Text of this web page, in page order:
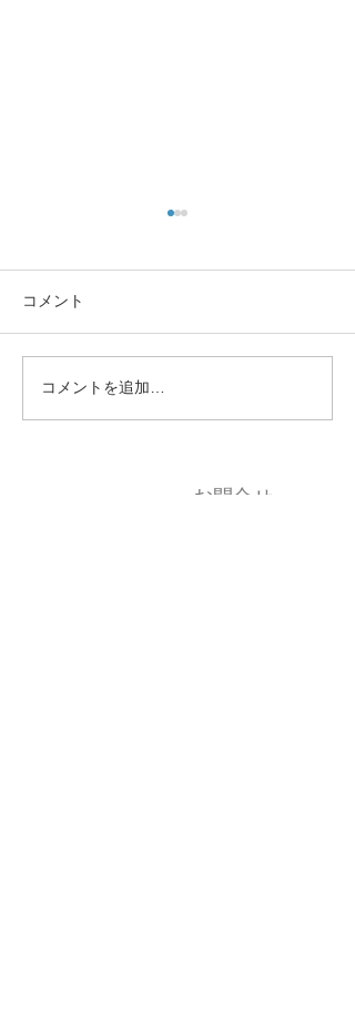
新年度、お口のケアはお
済みですか？
コメント
コメントを追加…
お問合せ